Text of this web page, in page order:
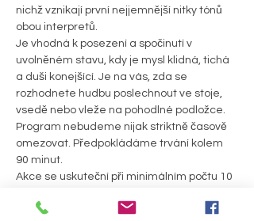
nichž vznikají první nejjemnější nitky tónů
obou interpretů.
Je vhodná k posezení a spočinutí v
uvolněném stavu, kdy je mysl klidná, tichá
a duši konejšící. Je na vás, zda se
rozhodnete hudbu poslechnout ve stoje,
vsedě nebo vleže na pohodlné podložce.
Program nebudeme nijak striktně časově
omezovat. Předpokládáme trvání kolem
90 minut.
Akce se uskuteční při minimálním počtu 10
Vystoupí:
Miriam a Antonín Lípovi